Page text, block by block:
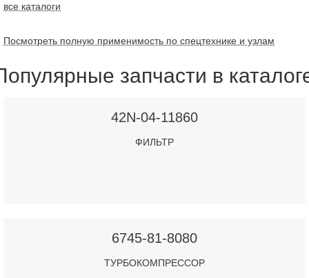
все каталоги
Посмотреть полную применимость по спецтехнике и узлам
запчасти в
42N-04-11860
ФИЛЬТР
6745-81-8080
ТУРБОКОМПРЕССОР